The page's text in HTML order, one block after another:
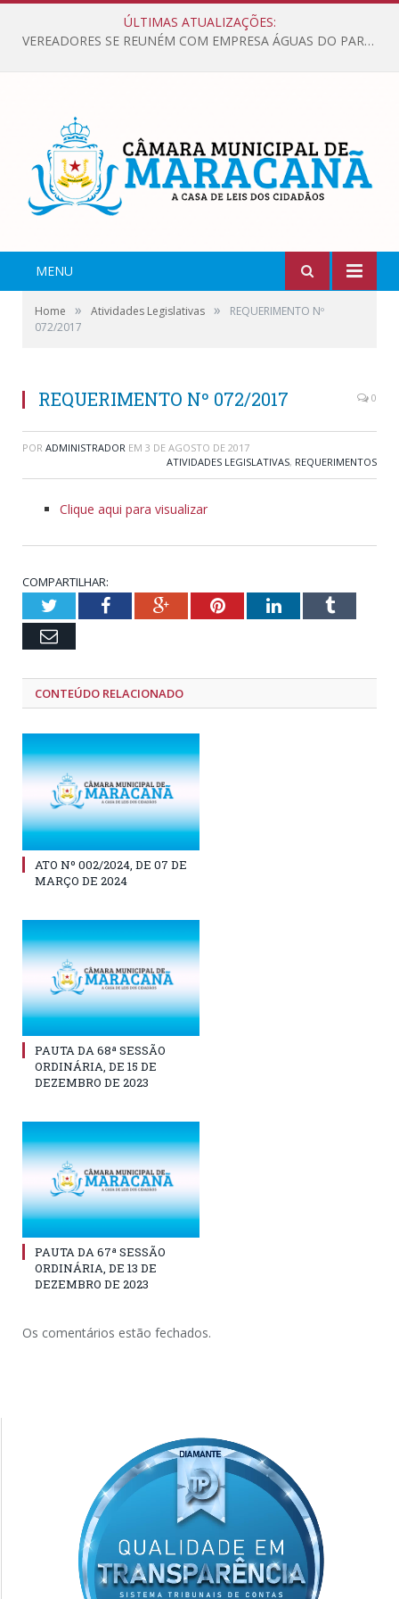
ÚLTIMAS ATUALIZAÇÕES:
VEREADORES SE REUNÉM COM EMPRESA ÁGUAS DO PARÁ, PARA APRESENTAR REIVINDICAÇÕES E MELHORIAS NA QUALIDADE DOS SERVIÇOS OFERECIDOS Á POPULAÇÃO.
MENU
Home » Atividades Legislativas »
REQUERIMENTO Nº
072/2017
REQUERIMENTO Nº 072/2017 0
POR ADMINISTRADOR EM 3 DE AGOSTO DE 2017
ATIVIDADES LEGISLATIVAS, REQUERIMENTOS
Clique aqui para visualizar
COMPARTILHAR:
TwitterFacebookGoogle+PinterestLinkedInTumblr
Email
CONTEÚDO RELACIONADO
ATO Nº 002/2024, DE 07 DE
MARÇO DE 2024
PAUTA DA 68ª SESSÃO
ORDINÁRIA, DE 15 DE
DEZEMBRO DE 2023
PAUTA DA 67ª SESSÃO
ORDINÁRIA, DE 13 DE
DEZEMBRO DE 2023
Os comentários estão fechados.